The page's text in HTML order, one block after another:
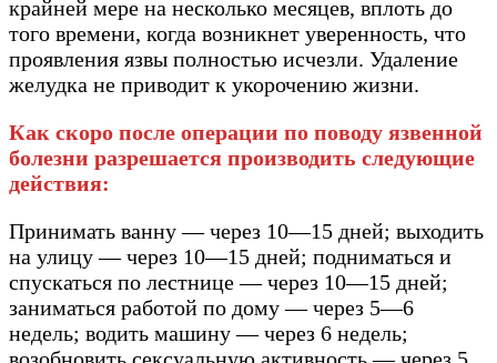
крайней мере на несколько месяцев, вплоть до
того времени, когда возникнет уверенность, что
проявления язвы полностью исчезли. Удаление
желудка не приводит к укорочению жизни.
Как скоро после операции по поводу язвенной
болезни разрешается производить следующие
действия:
Принимать ванну — через 10—15 дней; выходить
на улицу — через 10—15 дней; подниматься и
спускаться по лестнице — через 10—15 дней;
заниматься работой по дому — через 5—6
недель; водить машину — через 6 недель;